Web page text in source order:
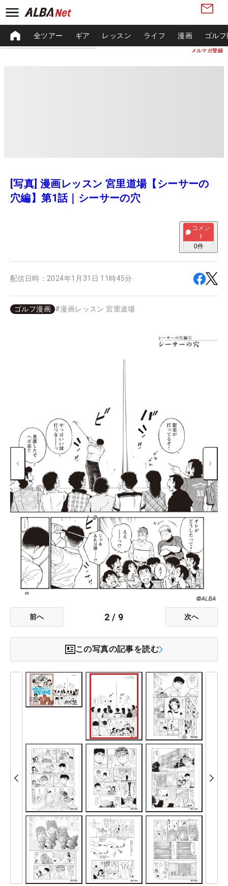
メルマガ登録
全ツアー ギア レッスン ライフ 漫画 ゴル
[写真] 漫画レッスン 宮里道場【シーサーの
穴編】第1話｜シーサーの穴
コメン
ト
0件
配信日時： 2024年1月31日 11時45分
ゴルフ漫画 #漫画レッスン 宮里道場
前へ 2 / 9 次へ
この写真の記事を読む